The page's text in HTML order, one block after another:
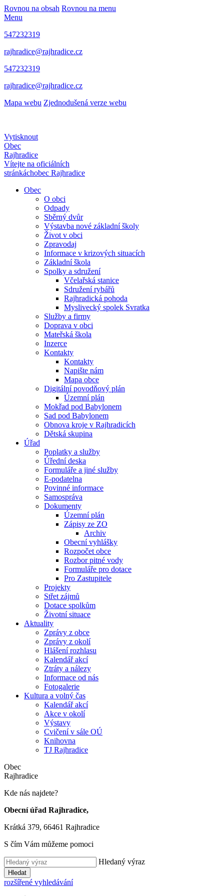
Rovnou na obsah Rovnou na menu
Menu
547232319
rajhradice@rajhradice.cz
547232319
rajhradice@rajhradice.cz
Mapa webu Zjednodušená verze webu
Vytisknout
Obec
Rajhradice
Vítejte na oficiálních
stránkáchobec Rajhradice
Obec
O obci
Odpady
Sběrný dvůr
Výstavba nové základní školy
Život v obci
Zpravodaj
Informace v krizových situacích
Základní škola
Spolky a sdružení
Včelařská stanice
Sdružení rybářů
Rajhradická pohoda
Myslivecký spolek Svratka
Služby a firmy
Doprava v obci
Mateřská škola
Inzerce
Kontakty
Kontakty
Napište nám
Mapa obce
Digitální povodňový plán
Územní plán
Mokřad pod Babylonem
Sad pod Babylonem
Obnova kroje v Rajhradicích
Dětská skupina
Úřad
Poplatky a služby
Úřední deska
Formuláře a jiné služby
E-podatelna
Povinné informace
Samospráva
Dokumenty
Územní plán
Zápisy ze ZO
Archiv
Obecní vyhlášky
Rozpočet obce
Rozbor pitné vody
Formuláře pro dotace
Pro Zastupitele
Projekty
Střet zájmů
Dotace spolkům
Životní situace
Aktuality
Zprávy z obce
Zprávy z okolí
Hlášení rozhlasu
Kalendář akcí
Ztráty a nálezy
Informace od nás
Fotogalerie
Kultura a volný čas
Kalendář akcí
Akce v okolí
Výstavy
Cvičení v sále OÚ
Knihovna
TJ Rajhradice
Obec
Rajhradice
Kde nás najdete?
Obecní úřad Rajhradice,
Krátká 379, 66461 Rajhradice
S čím Vám můžeme pomoci
Hledaný výraz
Hledat
rozšířené vyhledávání